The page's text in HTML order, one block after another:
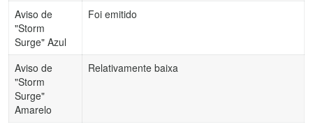
Aviso de
"Storm
Surge" Azul
Foi emitido
Aviso de
"Storm
Surge"
Amarelo
Relativamente baixa